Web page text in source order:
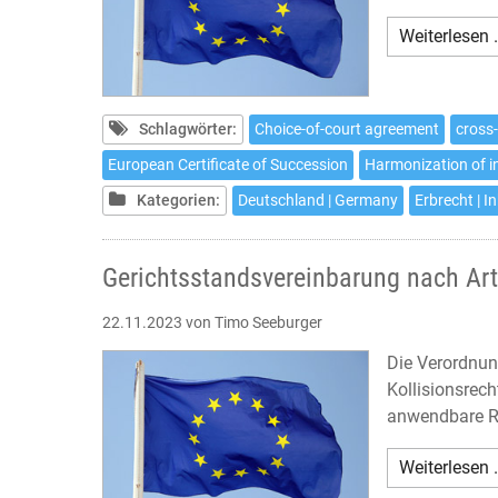
Weiterlesen
Schlagwörter: Choice-of-court agreement
European Certificate of Succession
Harmonization of
Kategorien:
Deutschland | Germany Erbrecht |
Gerichtsstandsvereinbarung nach
22.11.2023 von Timo Seeburger
Die
anwendbare
Weiterlesen